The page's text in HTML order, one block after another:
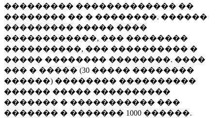
��������� ������������� ��
�������� �� � ��������. ������
��������� ����� ����
������������, ��� ��������
����������, ��� ���������� �
����� �������� ��������. ����
��� � ����� (30 ����� ��������
������) �������� ����������
������ ����� ����������
������� � ����������� ���
������� � ������� 1000 ������.